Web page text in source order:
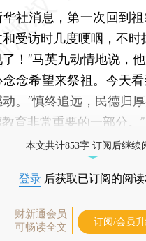
消息，第一次回到祖
受访时几度哽咽，不时
！”马英九动情地说，
念希望来祭祖。今天
。“慎终追远，民德归
育非常重要的一部分。”
本文共计853字 订阅后继续
登录 后获取已订阅的阅
财新通会员
可畅读全文
订阅/会员